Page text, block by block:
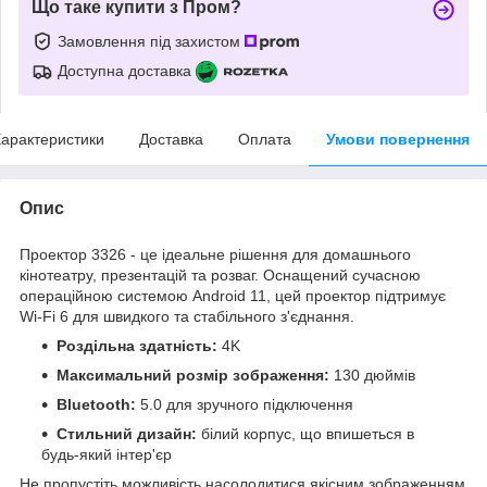
Що таке купити з Пром?
Замовлення під захистом
Доступна доставка
Доставка Оплата Умови повернення
Опис
Проектор 3326 - це ідеальне рішення для домашнього
кінотеатру, презентацій та розваг. Оснащений сучасною
операційною системою Android 11, цей проектор підтримує
Wi-Fi 6 для швидкого та стабільного з'єднання.
Роздільна здатність: 4K
Максимальний розмір зображення: 130 дюймів
Bluetooth: 5.0 для зручного підключення
Стильний дизайн: білий корпус, що впишеться в
будь-який інтер'єр
Не пропустіть можливість насолодитися якісним зображенням